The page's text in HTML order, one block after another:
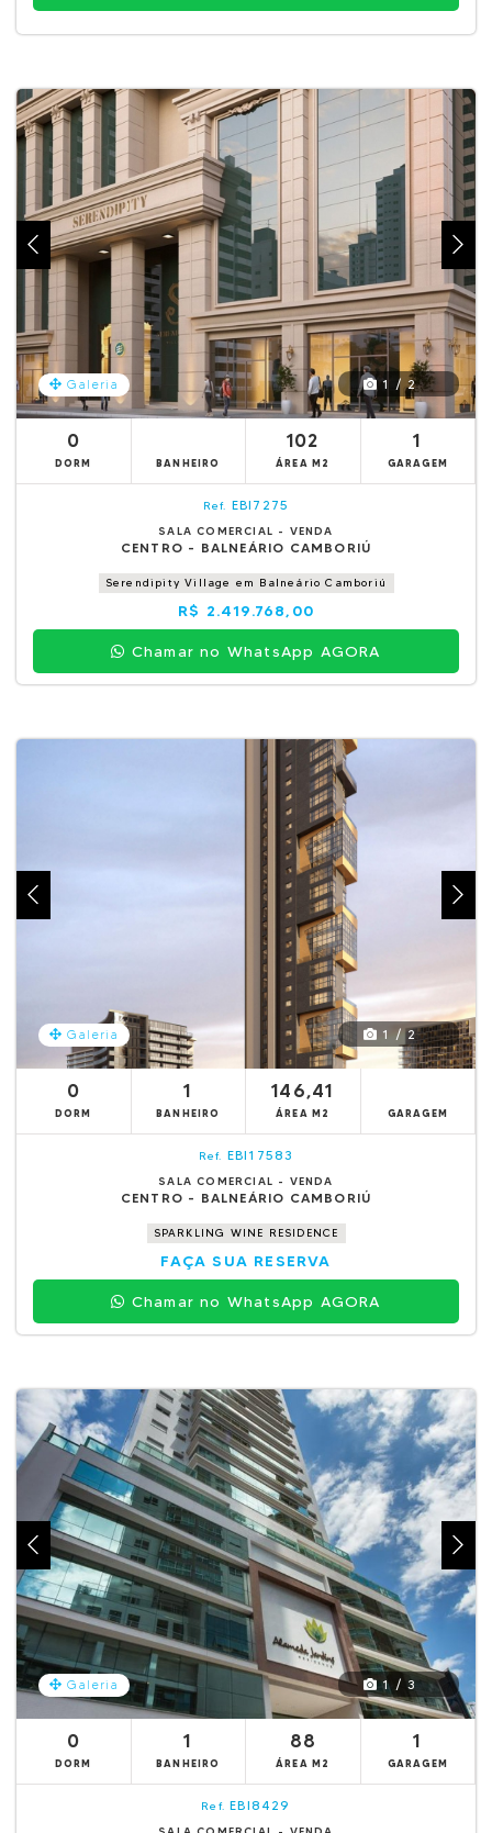
Galeria 1 / 2
0
DORM BANHEIRO
102
ÁREA M2
1
GARAGEM
Ref. EBI7275
SALA COMERCIAL - VENDA
CENTRO - BALNEÁRIO CAMBORIÚ
Serendipity Village em Balneário Camboriú
R$ 2.419.768,00
Chamar no WhatsApp AGORA
Galeria 1 / 2
0
DORM
1
BANHEIRO
146,41
ÁREA M2 GARAGEM
Ref. EBI17583
SALA COMERCIAL - VENDA
CENTRO - BALNEÁRIO CAMBORIÚ
SPARKLING WINE RESIDENCE
FAÇA SUA RESERVA
Chamar no WhatsApp AGORA
Galeria 1 / 3
0
DORM
1
BANHEIRO
88
ÁREA M2
1
GARAGEM
Ref. EBI8429